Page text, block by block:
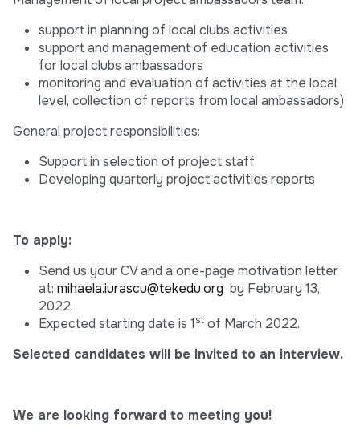
support in planning of local clubs activities
support and management of education activities
for local clubs ambassadors
monitoring and evaluation of activities at the local
level, collection of reports from local ambassadors)
General project responsibilities:
Support in selection of project staff
Developing quarterly project activities reports
To apply:
Send us your CV and a one-page motivation letter
at: mihaela.iurascu@tekedu.org by February 13,
2022.
Expected starting date is 1st of March 2022.
Selected candidates will be invited to an interview.
We are looking forward to meeting you!